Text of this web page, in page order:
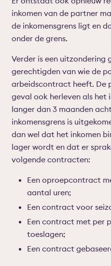
inkomen van de partner
de inkomensgrens ligt en
onder de grens.
Verder is een uitzondering
gerechtigden van wie de
arbeidscontract heeft. De
geval ook herleven als het
langer dan 3 maanden
inkomensgrens is
dan wel dat het inkomen
lager wordt en dat er
volgende contracten:
Een oproepcontract
aantal uren;
Een contract voor
Een contract met per
toeslagen;
Een contract